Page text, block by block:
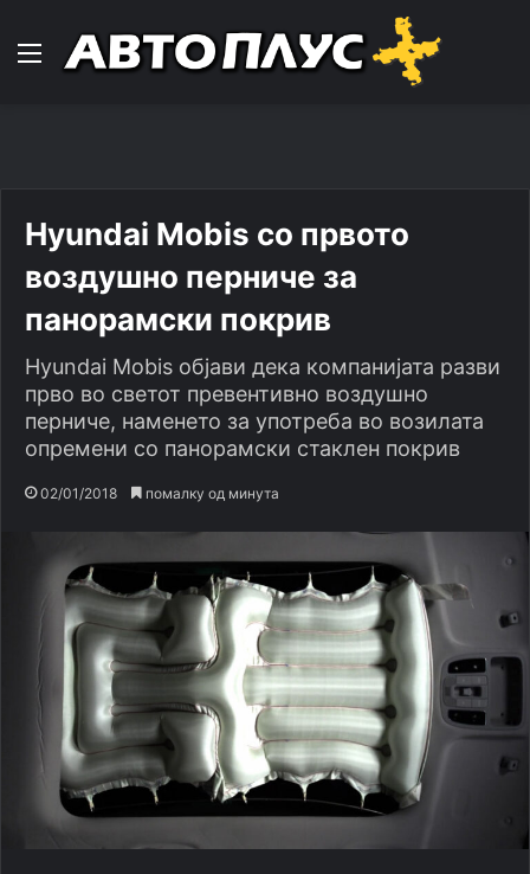
Навигација
Hyundai Mobis со првото
воздушно перниче за
панорамски покрив
Hyundai Mobis објави дека компанијата разви
прво во светот превентивно воздушно
перниче, наменето за употреба во возилата
опремени со панорамски стаклен покрив
02/01/2018 помалку од минута